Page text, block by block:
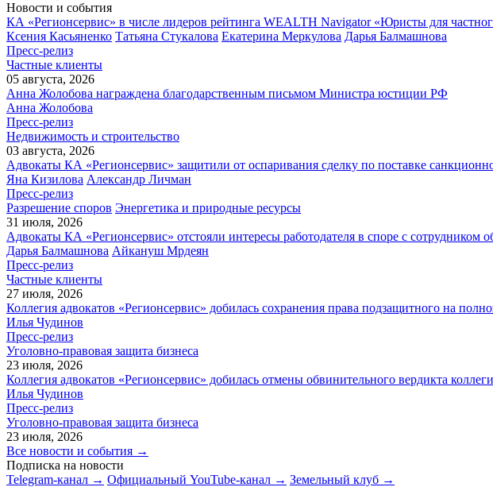
Новости и события
КА «Регионсервис» в числе лидеров рейтинга WEALTH Navigator «Юристы для
Ксения Касьяненко Татьяна Стукалова Екатерина Меркулова Дарья Балмашнова
Пресс-релиз
Частные клиенты
05 августа, 2026
Анна Жолобова награждена благодарственным письмом Министра юстиции РФ
Анна Жолобова
Пресс-релиз
Недвижимость и строительство
03 августа, 2026
Адвокаты КА «Регионсервис» защитили от оспаривания сделку по поставке
Яна Кизилова Александр Личман
Пресс-релиз
Разрешение споров Энергетика и природные ресурсы
31 июля, 2026
Адвокаты КА «Регионсервис» отстояли интересы работодателя в споре с сотрудником
Дарья Балмашнова Айкануш Мрдеян
Пресс-релиз
Частные клиенты
27 июля, 2026
Коллегия адвокатов «Регионсервис» добилась сохранения права подзащитного на
Илья Чудинов
Пресс-релиз
Уголовно-правовая защита бизнеса
23 июля, 2026
Коллегия адвокатов «Регионсервис» добилась отмены обвинительного вердикта
Илья Чудинов
Пресс-релиз
Уголовно-правовая защита бизнеса
23 июля, 2026
Все новости и события →
Подписка на новости
Telegram-канал → Официальный YouTube-канал → Земельный клуб →